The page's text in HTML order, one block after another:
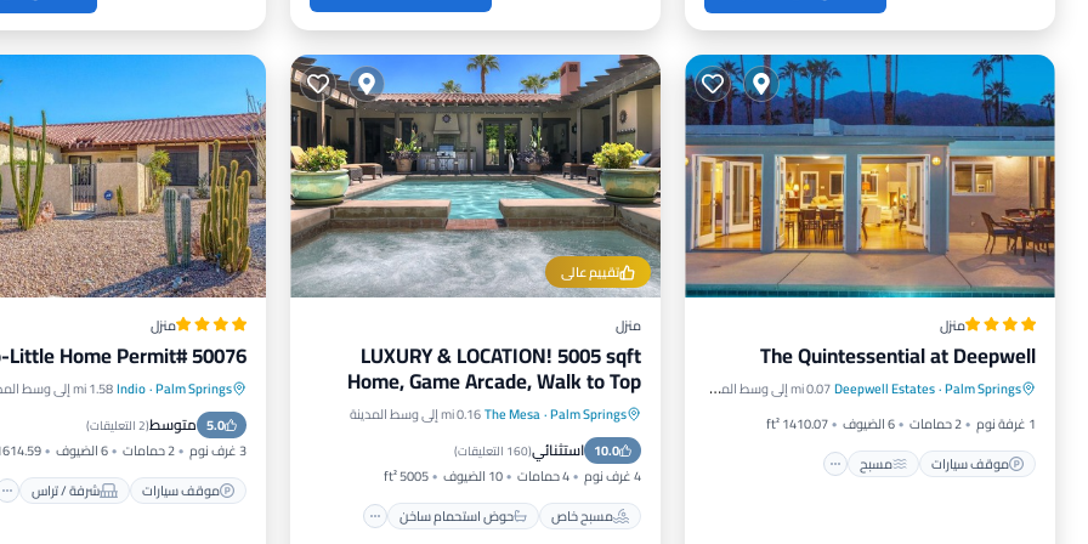
منزل
The Quintessential at Deepwell
Palm Springs
·
Deepwell Estates0.07 mi إلى وسط المدينة
1 غرفة نوم
2 حمامات 6 الضيوف
1410.07 ft²
موقف سيارات
مسبح
موقف سيارات مسبح
إنترنت
مناسب للأطفال
تقييم عالي
منزل
LUXURY & LOCATION! 5005 sqft
Home, Game Arcade, Walk to Top
Dining Bars & Hiking
Palm Springs
·
The Mesa0.16 mi إلى وسط المدينة
10.0 استثنائي(160 التعليقات )
4 غرف نوم 4 حمامات 10 الضيوف
5005 ft²
مسبح خاص
حوض استحمام ساخن
مسبح خاص
حوض استحمام ساخن
موقف سيارات
مسبح
منزل
Little Home Permit# 50076
Palm Springs
·
Indio1.58 mi إلى وسط المدينة
5.0 متوسط(2 التعليقات )
3 غرف نوم 2 حمامات 6 الضيوف
ft²
موقف سيارات
شرفة / تراس
موقف سيارات
شرفة / تراس
مطبخ
مكيف هواء